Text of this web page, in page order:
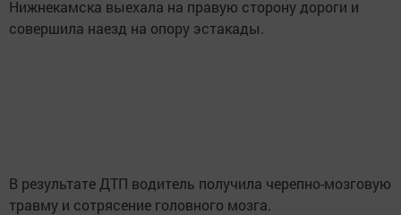
Нижнекамска выехала на правую сторону дороги и
совершила наезд на опору эстакады.
В результате ДТП водитель получила черепно-мозговую
травму и сотрясение головного мозга.